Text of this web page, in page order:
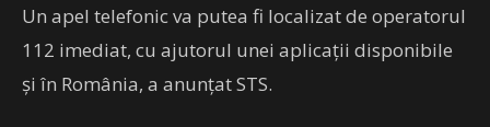
Un apel telefonic va putea fi localizat de operatorul
112 imediat, cu ajutorul unei aplicații disponibile
și în România, a anunțat STS.